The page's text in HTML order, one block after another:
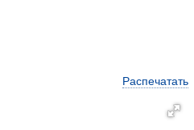
Распечатать